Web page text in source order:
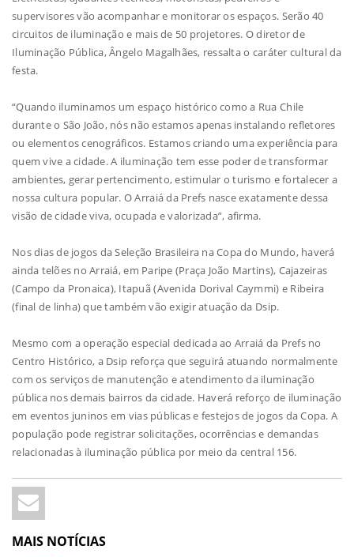
supervisores vão acompanhar e monitorar os espaços. Serão 40
circuitos de iluminação e mais de 50 projetores. O diretor de
Iluminação Pública, Ângelo Magalhães, ressalta o caráter cultural da
festa.
“Quando iluminamos um espaço histórico como a Rua Chile
durante o São João, nós não estamos apenas instalando refletores
ou elementos cenográficos. Estamos criando uma experiência para
quem vive a cidade. A iluminação tem esse poder de transformar
ambientes, gerar pertencimento, estimular o turismo e fortalecer a
nossa cultura popular. O Arraiá da Prefs nasce exatamente dessa
visão de cidade viva, ocupada e valorizada”, afirma.
Nos dias de jogos da Seleção Brasileira na Copa do Mundo, haverá
ainda telões no Arraiá, em Paripe (Praça João Martins), Cajazeiras
(Campo da Pronaica), Itapuã (Avenida Dorival Caymmi) e Ribeira
(final de linha) que também vão exigir atuação da Dsip.
Mesmo com a operação especial dedicada ao Arraiá da Prefs no
Centro Histórico, a Dsip reforça que seguirá atuando normalmente
com os serviços de manutenção e atendimento da iluminação
pública nos demais bairros da cidade. Haverá reforço de iluminação
em eventos juninos em vias públicas e festejos de jogos da Copa. A
população pode registrar solicitações, ocorrências e demandas
relacionadas à iluminação pública por meio da central 156.
MAIS NOTÍCIAS